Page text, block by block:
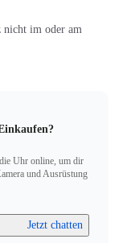
nicht im oder am
Uhr online, um dir
und Ausrüstung
Jetzt chatten